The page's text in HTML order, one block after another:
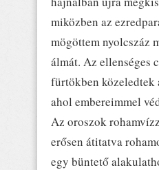
miközben az
mögöttem nyolcszáz
álmát. Az ellenséges
fürtökben közeledtek
ahol embereimmel
Az oroszok
erősen átitatva
egy büntető